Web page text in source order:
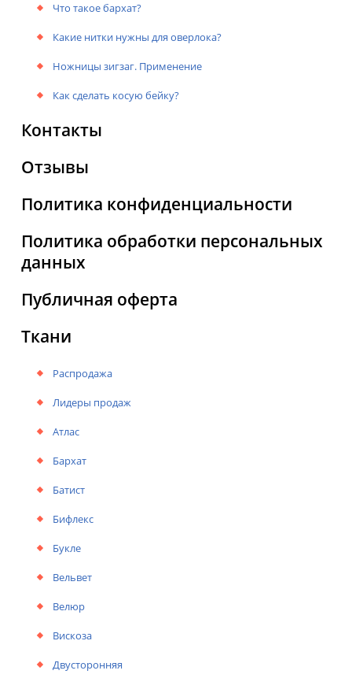
Что такое бархат?
Какие нитки нужны для оверлока?
Ножницы зигзаг. Применение
Как сделать косую бейку?
Контакты
Отзывы
Политика конфиденциальности
Политика обработки персональных
данных
Публичная оферта
Ткани
Распродажа
Лидеры продаж
Атлас
Бархат
Батист
Бифлекс
Букле
Вельвет
Велюр
Вискоза
Двусторонняя